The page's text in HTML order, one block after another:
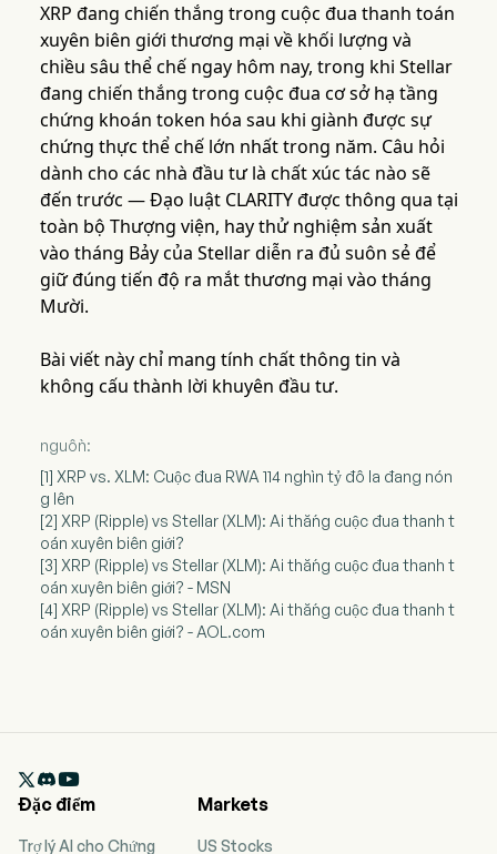
XRP đang chiến thắng trong cuộc đua thanh toán
xuyên biên giới thương mại về khối lượng và
chiều sâu thể chế ngay hôm nay, trong khi Stellar
đang chiến thắng trong cuộc đua cơ sở hạ tầng
chứng khoán token hóa sau khi giành được sự
chứng thực thể chế lớn nhất trong năm. Câu hỏi
dành cho các nhà đầu tư là chất xúc tác nào sẽ
đến trước — Đạo luật CLARITY được thông qua tại
toàn bộ Thượng viện, hay thử nghiệm sản xuất
vào tháng Bảy của Stellar diễn ra đủ suôn sẻ để
giữ đúng tiến độ ra mắt thương mại vào tháng
Mười.
Bài viết này chỉ mang tính chất thông tin và
không cấu thành lời khuyên đầu tư.
nguồn:
[1] XRP vs. XLM: Cuộc đua RWA 114 nghìn tỷ đô la đang nón
g lên
[2] XRP (Ripple) vs Stellar (XLM): Ai thắng cuộc đua thanh t
oán xuyên biên giới?
[3] XRP (Ripple) vs Stellar (XLM): Ai thắng cuộc đua thanh t
oán xuyên biên giới? - MSN
[4] XRP (Ripple) vs Stellar (XLM): Ai thắng cuộc đua thanh t
oán xuyên biên giới? - AOL.com

Đặc điểm
Trợ lý AI cho Chứng
Markets
US Stocks